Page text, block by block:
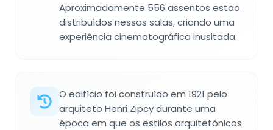
Aproximadamente 556 assentos estão
distribuídos nessas salas, criando uma
experiência cinematográfica inusitada.
O edifício foi construído em 1921 pelo
arquiteto Henri Zipcy durante uma
época em que os estilos arquitetônicos